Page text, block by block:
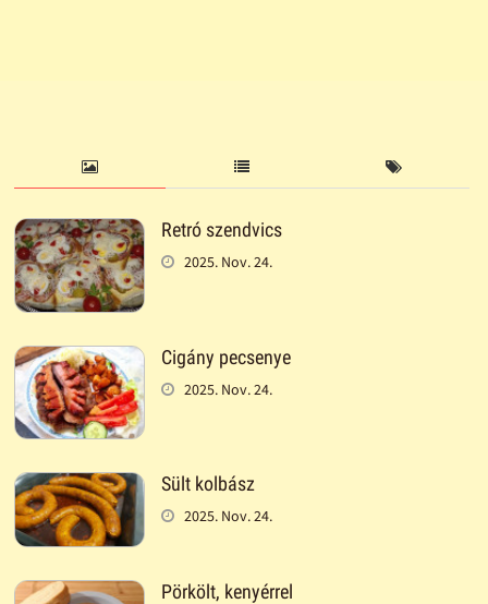
Retró szendvics
2025. Nov. 24.
Cigány pecsenye
2025. Nov. 24.
Sült kolbász
2025. Nov. 24.
Pörkölt, kenyérrel